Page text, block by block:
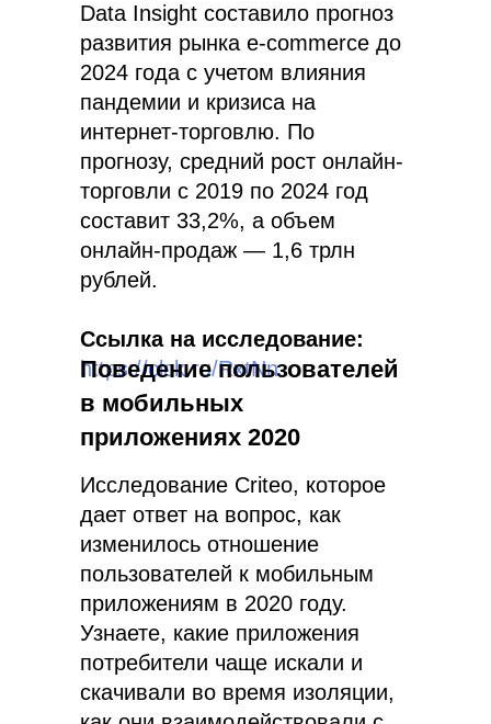
Data Insight составило прогноз
развития рынка e-commerce до
2024 года с учетом влияния
пандемии и кризиса на
интернет-торговлю. По
прогнозу, средний рост онлайн-
торговли с 2019 по 2024 год
составит 33,2%, а объем
онлайн-продаж — 1,6 трлн
рублей.
Ссылка на исследование:
https://clck.ru/RxtNn
Исследование Criteo, которое
дает ответ на вопрос, как
изменилось отношение
пользователей к мобильным
приложениям в 2020 году.
Узнаете, какие приложения
потребители чаще искали и
скачивали во время изоляции,
Поведение пользователей
в мобильных
приложениях 2020